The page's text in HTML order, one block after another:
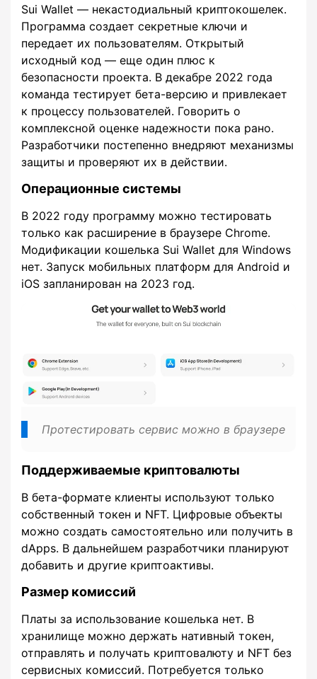
Sui Wallet — некастодиальный криптокошелек.
Программа создает секретные ключи и
передает их пользователям. Открытый
исходный код — еще один плюс к
безопасности проекта. В декабре 2022 года
команда тестирует бета-версию и привлекает
к процессу пользователей. Говорить о
комплексной оценке надежности пока рано.
Разработчики постепенно внедряют механизмы
защиты и проверяют их в действии.
Операционные системы
В 2022 году программу можно тестировать
только как расширение в браузере Chrome.
Модификации кошелька Sui Wallet для Windows
нет. Запуск мобильных платформ для Android и
iOS запланирован на 2023 год.
Протестировать сервис можно в браузере
Поддерживаемые криптовалюты
В бета-формате клиенты используют только
собственный токен и NFT. Цифровые объекты
можно создать самостоятельно или получить в
dApps. В дальнейшем разработчики планируют
добавить и другие криптоактивы.
Размер комиссий
Платы за использование кошелька нет. В
хранилище можно держать нативный токен,
отправлять и получать криптовалюту и NFT без
сервисных комиссий. Потребуется только